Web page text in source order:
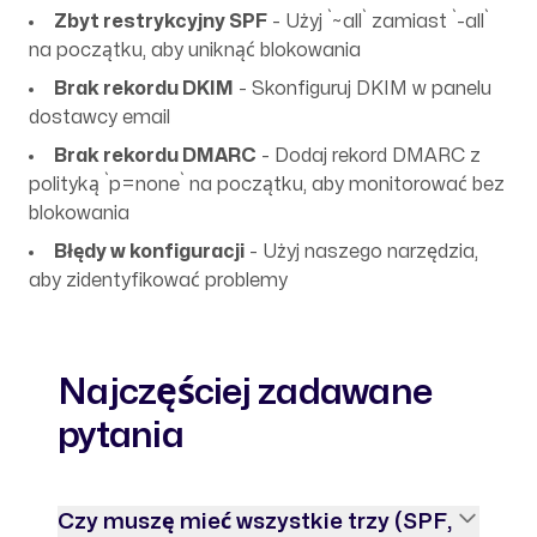
Zbyt restrykcyjny SPF - Użyj `~all` zamiast `-all`
na początku, aby uniknąć blokowania
Brak rekordu DKIM - Skonfiguruj DKIM w panelu
dostawcy email
Brak rekordu DMARC - Dodaj rekord DMARC z
polityką `p=none` na początku, aby monitorować bez
blokowania
Błędy w konfiguracji - Użyj naszego narzędzia,
aby zidentyfikować problemy
Najczęściej zadawane
pytania
Czy muszę mieć wszystkie trzy (SPF,